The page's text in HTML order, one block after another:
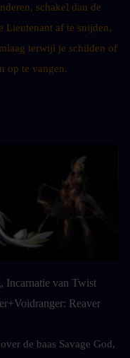
schakel dan de
Lieutenant af te snijden,
terwijl je schilden of
op te vangen.
Incarnatie van Twist
Reaver
de baas Savage God,